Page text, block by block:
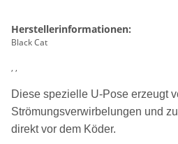
Herstellerinformationen:
Black Cat
, ,
Diese spezielle U-Pose erzeugt
Strömungsverwirbelungen und
direkt vor dem Köder.